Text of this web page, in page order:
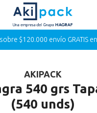
$120.000 envío GRATIS
AKIPACK
540 grs
(540 unds)